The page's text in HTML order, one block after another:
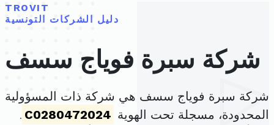
TROVIT
دليل الشركات التونسية
شركة سبرة فوياج سسف
شركة سبرة فوياج سسف هي شركة ذات المسؤولية
المحدودة، مسجلة تحت الهوية C0280472024
.